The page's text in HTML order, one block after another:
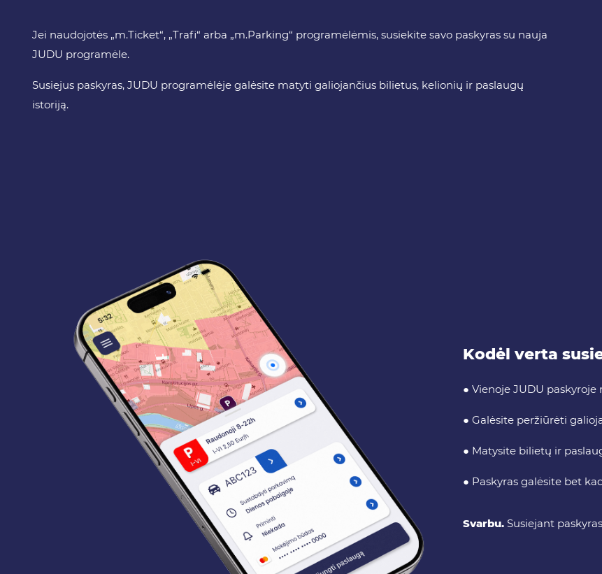
Jei naudojotės „m.Ticket“, „Trafi“ arba „m.Parking“ programėlėmis, susiekite savo paskyras su nauja
JUDU programėle.
Susiejus paskyras, JUDU programėlėje galėsite matyti galiojančius bilietus, kelionių ir paslaugų
istoriją.
Kodėl verta
● Vienoje JUDU
● Galėsite peržiūrėti
● Matysite bilietų ir
● Paskyras galėsite bet
Svarbu. Susiejant